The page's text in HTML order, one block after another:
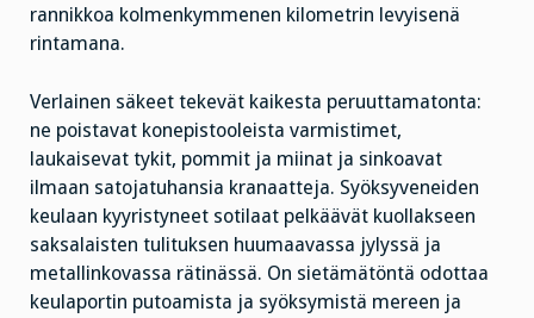
rannikkoa kolmenkymmenen kilometrin levyisenä
rintamana.
Verlainen säkeet tekevät kaikesta peruuttamatonta:
ne poistavat konepistooleista varmistimet,
laukaisevat tykit, pommit ja miinat ja sinkoavat
ilmaan satojatuhansia kranaatteja. Syöksyveneiden
keulaan kyyristyneet sotilaat pelkäävät kuollakseen
saksalaisten tulituksen huumaavassa jylyssä ja
metallinkovassa rätinässä. On sietämätöntä odottaa
keulaportin putoamista ja syöksymistä mereen ja